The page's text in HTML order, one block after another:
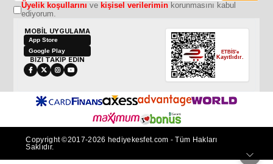
Üyelik koşullarını ve kişisel verileriminkorunmasını kabul
ediyorum.
MOBİL UYGULAMA
App Store
Google Play
BİZİ TAKİP EDİN
ETBİS'e
Kayıtlıdır.
Copyright ©2017-2026 hediyekesfet.com - Tüm Hakları
Saklıdır.